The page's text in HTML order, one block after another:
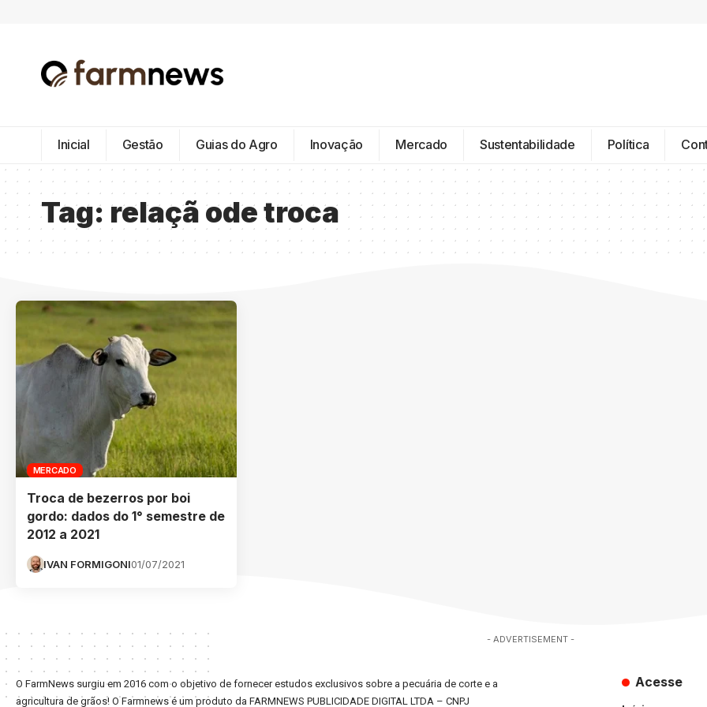
Inicial Gestão Guias do Agro Inovação Mercado Sustentabilidade Política
Tag: relaçã ode troca
MERCADO
Troca de bezerros por boi
gordo: dados do 1° semestre de
2012 a 2021
IVAN FORMIGONI01/07/2021
- ADVERTISEMENT -
O FarmNews surgiu em 2016 com o objetivo de fornecer estudos exclusivos sobre a pecuária de corte e a
agricultura de grãos! O Farmnews é um produto da FARMNEWS PUBLICIDADE DIGITAL LTDA – CNPJ
Acesse